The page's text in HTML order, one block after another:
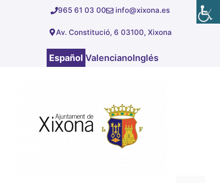
965 61 03 00 info@xixona.es
Av. Constitució, 6 03100, Xixona
Español ValencianoInglés